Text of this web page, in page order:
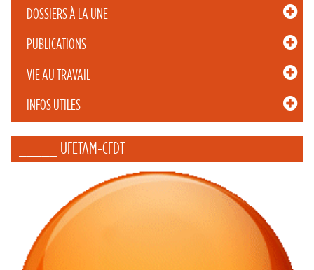
DOSSIERS À LA UNE
PUBLICATIONS
VIE AU TRAVAIL
INFOS UTILES
_____ UFETAM-CFDT